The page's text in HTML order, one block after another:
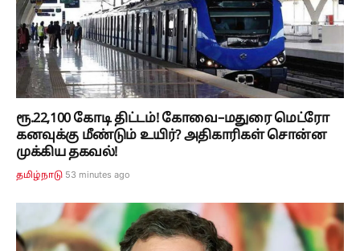
ரூ.22,100 கோடி திட்டம்! கோவை–மதுரை மெட்ரோ
கனவுக்கு மீண்டும் உயிர்? அதிகாரிகள் சொன்ன
முக்கிய தகவல்!
தமிழ்நாடு 53 minutes ago